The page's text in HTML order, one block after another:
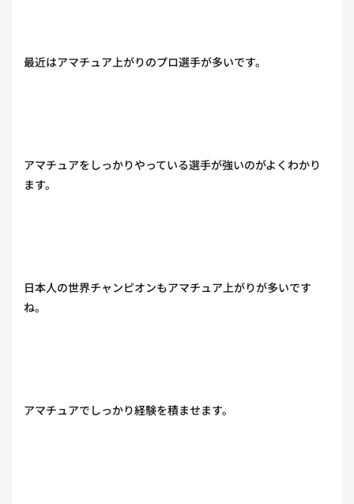
最近はアマチュア上がりのプロ選手が多いです。
アマチュアをしっかりやっている選手が強いのがよくわかり
ます。
日本人の世界チャンピオンもアマチュア上がりが多いです
ね。
アマチュアでしっかり経験を積ませます。